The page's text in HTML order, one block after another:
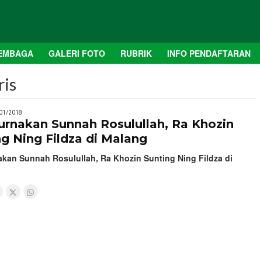
GALERI FOTO RUBRIK INFO PENDAFTARAN
2018
Sunnah Rosulullah, Ra Khozin
Ning Fildza di Malang
Sunnah Rosulullah, Ra Khozin Sunting Ning Fildza di